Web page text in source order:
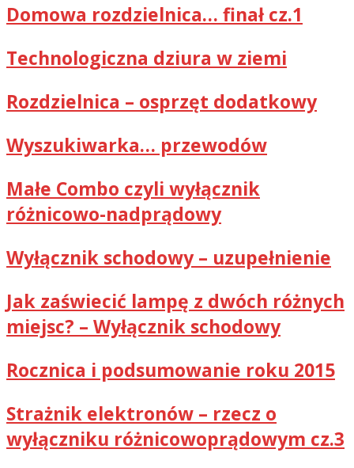
Domowa rozdzielnica… finał cz.1
Technologiczna dziura w ziemi
Rozdzielnica – osprzęt dodatkowy
Wyszukiwarka… przewodów
Małe Combo czyli wyłącznik
różnicowo-nadprądowy
Wyłącznik schodowy – uzupełnienie
Jak zaświecić lampę z dwóch różnych
miejsc? – Wyłącznik schodowy
Rocznica i podsumowanie roku 2015
Strażnik elektronów – rzecz o
wyłączniku różnicowoprądowym cz.3